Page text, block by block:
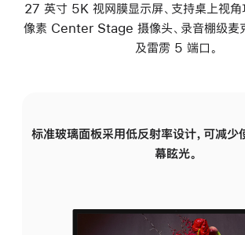
27 英寸 5K 视网膜显示屏、支持桌上视
像素 Center Stage 摄像头、录音棚级麦
及雷雳 5 端口。
标准玻璃面板采用低反射率设计，可减少
幕眩光。